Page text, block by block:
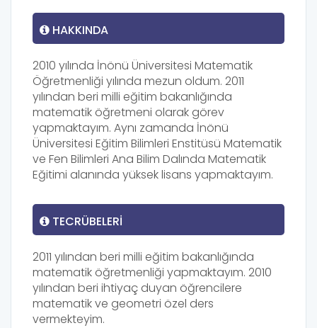
HAKKINDA
2010 yılında İnönü Üniversitesi Matematik
Öğretmenliği yılında mezun oldum. 2011
yılından beri milli eğitim bakanlığında
matematik öğretmeni olarak görev
yapmaktayım. Aynı zamanda İnönü
Üniversitesi Eğitim Bilimleri Enstitüsü Matematik
ve Fen Bilimleri Ana Bilim Dalında Matematik
Eğitimi alanında yüksek lisans yapmaktayım.
TECRÜBELERI
2011 yılından beri milli eğitim bakanlığında
matematik öğretmenliği yapmaktayım. 2010
yılından beri ihtiyaç duyan öğrencilere
matematik ve geometri özel ders
vermekteyim.